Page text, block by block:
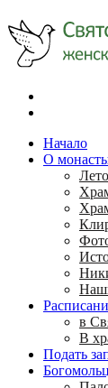
Начало
О
в
В
Подать